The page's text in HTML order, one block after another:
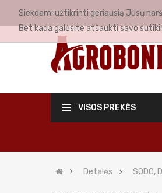
MANO PASKYRA
VISOS PREKĖS
Detalės SODO,
Siekdami užtikrinti geriausią Jūsų
Bet kada galėsite atšaukti savo